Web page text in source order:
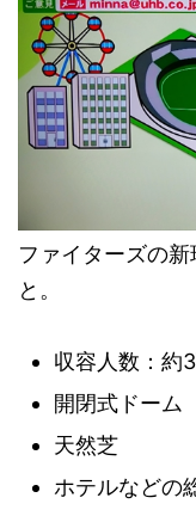
ファイターズの
と。
収容人数：約
開閉式ドーム
天然芝
ホテルなどの